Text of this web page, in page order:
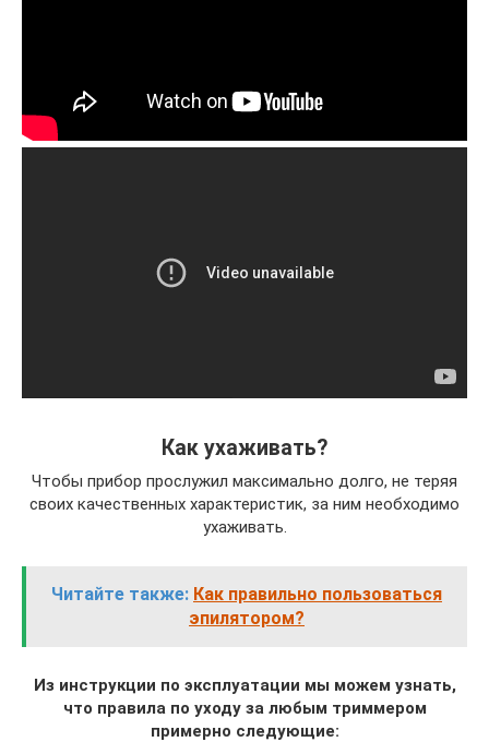
Как ухаживать?
Чтобы прибор прослужил максимально долго, не теряя
своих качественных характеристик, за ним необходимо
ухаживать.
Читайте также: Как правильно пользоваться
эпилятором?
Из инструкции по эксплуатации мы можем узнать,
что правила по уходу за любым триммером
примерно следующие: